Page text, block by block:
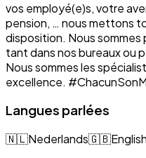
vos employé(e)s, votre
pension, … nous mettons
disposition. Nous
tant dans nos bureaux ou
Nous sommes les
excellence.
Langues parlées
🇳🇱Nederlands🇬🇧English